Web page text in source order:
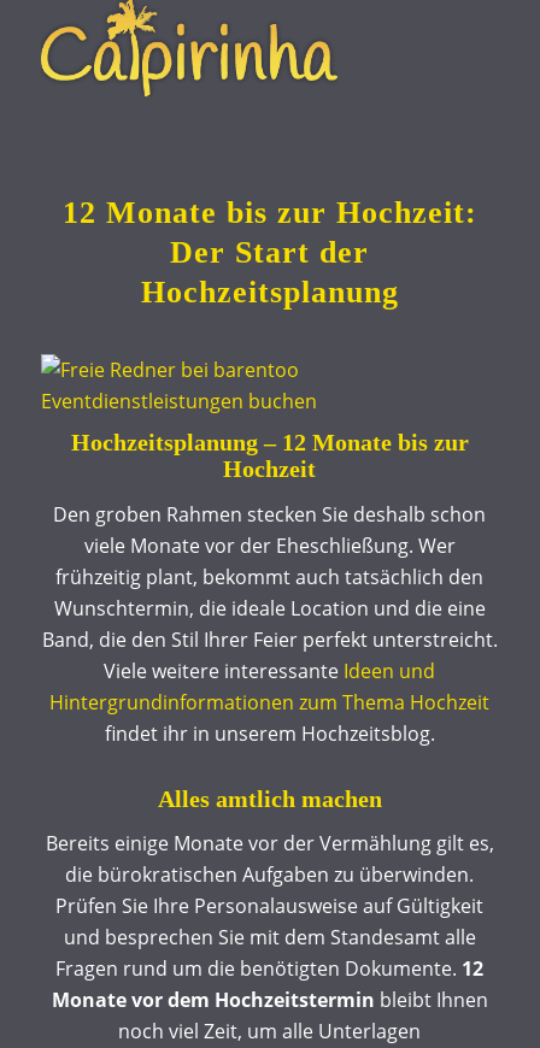
12 Monate bis zur Hochzeit:
Der Start der
Hochzeitsplanung
Hochzeitsplanung – 12 Monate bis zur
Hochzeit
Den groben Rahmen stecken Sie deshalb schon
viele Monate vor der Eheschließung. Wer
frühzeitig plant, bekommt auch tatsächlich den
Wunschtermin, die ideale Location und die eine
Band, die den Stil Ihrer Feier perfekt unterstreicht.
Viele weitere interessante Ideen und
Hintergrundinformationen zum Thema Hochzeit
findet ihr in unserem Hochzeitsblog.
Alles amtlich machen
Bereits einige Monate vor der Vermählung gilt es,
die bürokratischen Aufgaben zu überwinden.
Prüfen Sie Ihre Personalausweise auf Gültigkeit
und besprechen Sie mit dem Standesamt alle
Fragen rund um die benötigten Dokumente. 12
Monate vor dem Hochzeitstermin bleibt Ihnen
noch viel Zeit, um alle Unterlagen